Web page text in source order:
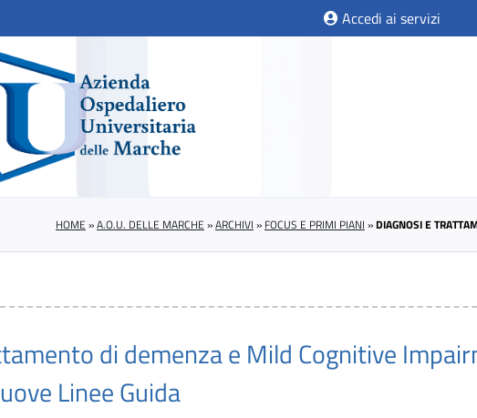
Accedi ai servizi
HOME »A.O.U. DELLE MARCHE »ARCHIVI » FOCUS E PRIMI PIANI »DIAGNOSI E
di demenza e Mild Cognitive
Linee Guida